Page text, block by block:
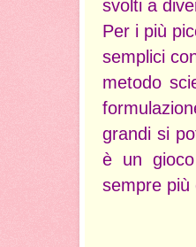
svolti a
Per i più
semplici
metodo
grandi si
è un
sempre più